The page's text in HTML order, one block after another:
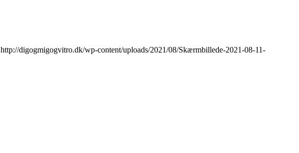
http://digogmigogvitro.dk/wp-content/uploads/2021/08/Skærmbillede-2021-08-11-